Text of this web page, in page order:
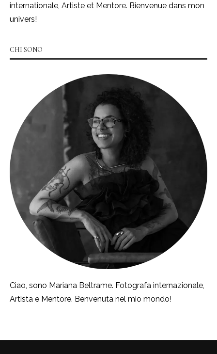
internationale, Artiste et Mentore. Bienvenue dans mon
univers!
CHI SONO
Ciao, sono Mariana Beltrame. Fotografa internazionale,
Artista e Mentore. Benvenuta nel mio mondo!